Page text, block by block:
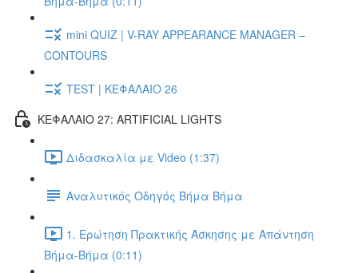
mini QUIZ | V-RAY APPEARANCE MANAGER –
CONTOURS
TEST | ΚΕΦΑΛΑΙΟ 26
ΚΕΦΑΛΑΙΟ 27: ARTIFICIAL LIGHTS
Διδασκαλία με Video (1:37)
Αναλυτικός Οδηγός Βήμα Βήμα
1. Ερώτηση Πρακτικής Άσκησης με Απάντηση
Βήμα-Βήμα (0:11)